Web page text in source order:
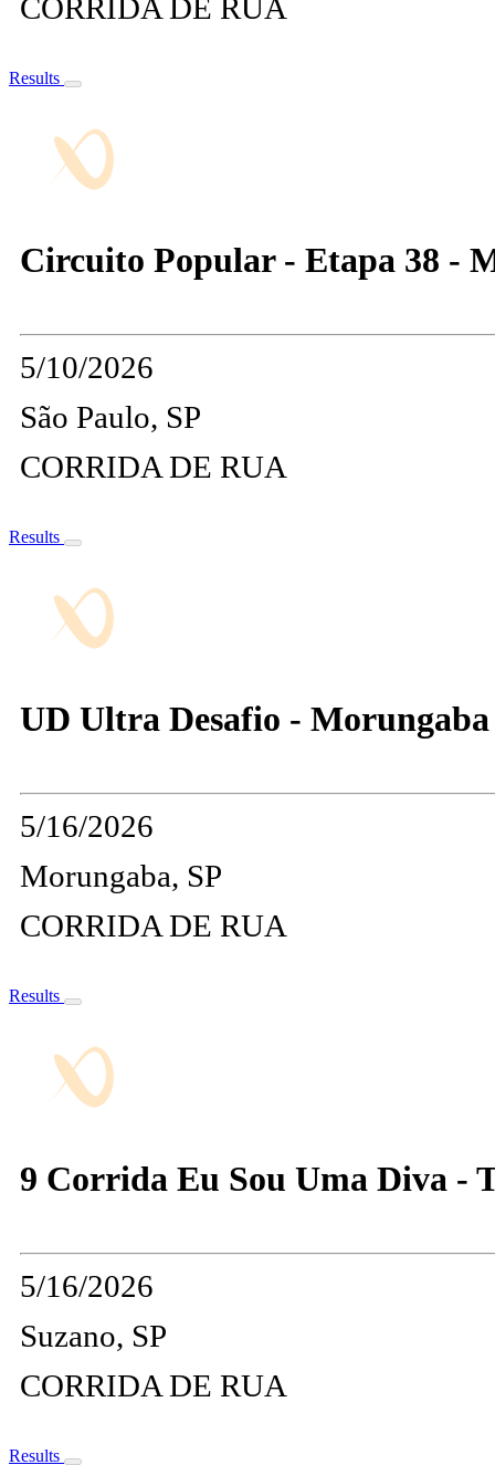
CORRIDA DE RUA
Results
Circuito Popular - Etapa 38 -
5/10/2026
São Paulo, SP
CORRIDA DE RUA
Results
UD Ultra Desafio - Morungaba
5/16/2026
Morungaba, SP
CORRIDA DE RUA
Results
9 Corrida Eu Sou Uma Diva -
5/16/2026
Suzano, SP
CORRIDA DE RUA
Results